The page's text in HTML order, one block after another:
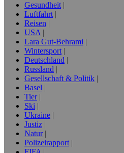
Gesundheit
Luftfahrt
Reisen
USA
Lara Gut-Behrami
Wintersport
Deutschland
Russland
Gesellschaft & Politik
Basel
Tier
Ski
Ukraine
Justiz
Natur
Polizeirapport